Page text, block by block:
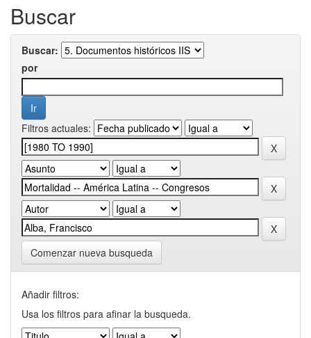
Buscar
Buscar:
por
Filtros actuales:
Comenzar nueva busqueda
Añadir filtros:
Usa los filtros para afinar la busqueda.